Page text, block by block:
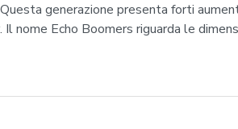
generazione presenta forti
nome Echo Boomers riguarda le